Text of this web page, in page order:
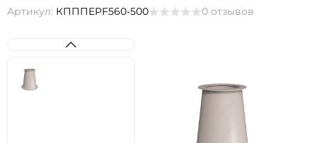
Артикул: КПППEPF560-500 0 отзывов